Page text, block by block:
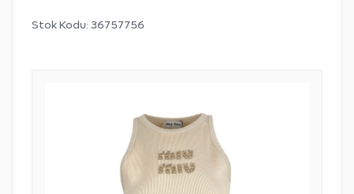
Stok Kodu: 36757756